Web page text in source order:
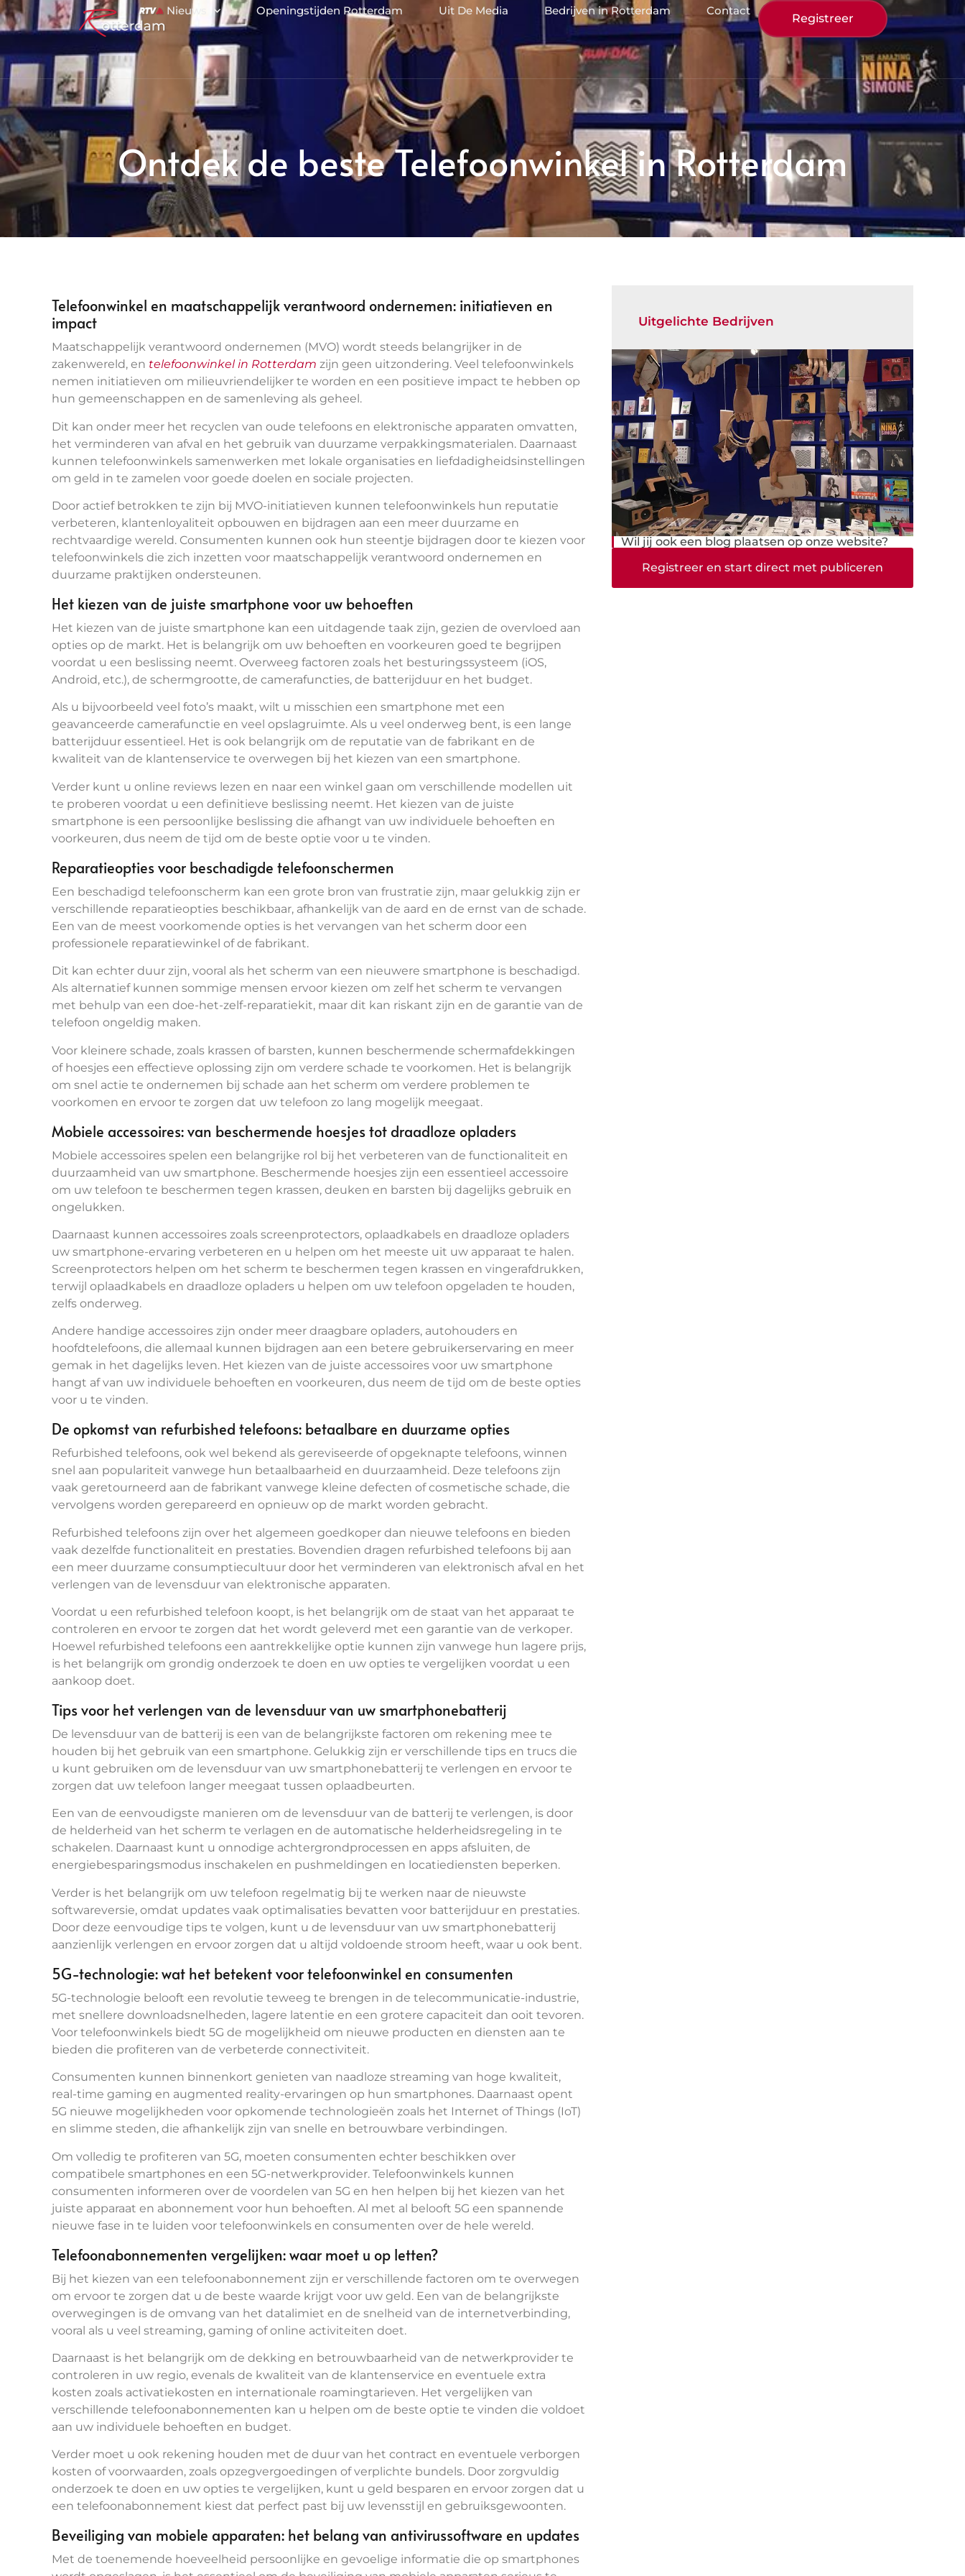
Nieuws Openingstijden Rotterdam Uit De Media Bedrijven in Rotterdam Contact
Registreer
Ontdek de beste Telefoonwinkel in Rotterdam
Telefoonwinkel en maatschappelijk verantwoord ondernemen: initiatieven en
impact
Maatschappelijk verantwoord ondernemen (MVO) wordt steeds belangrijker in de
zakenwereld, en telefoonwinkel in Rotterdam zijn geen uitzondering. Veel telefoonwinkels
nemen initiatieven om milieuvriendelijker te worden en een positieve impact te hebben op
hun gemeenschappen en de samenleving als geheel.
Dit kan onder meer het recyclen van oude telefoons en elektronische apparaten omvatten,
het verminderen van afval en het gebruik van duurzame verpakkingsmaterialen. Daarnaast
kunnen telefoonwinkels samenwerken met lokale organisaties en liefdadigheidsinstellingen
om geld in te zamelen voor goede doelen en sociale projecten.
Door actief betrokken te zijn bij MVO-initiatieven kunnen telefoonwinkels hun reputatie
verbeteren, klantenloyaliteit opbouwen en bijdragen aan een meer duurzame en
rechtvaardige wereld. Consumenten kunnen ook hun steentje bijdragen door te kiezen voor
telefoonwinkels die zich inzetten voor maatschappelijk verantwoord ondernemen en
duurzame praktijken ondersteunen.
Het kiezen van de juiste smartphone voor uw behoeften
Het kiezen van de juiste smartphone kan een uitdagende taak zijn, gezien de overvloed aan
opties op de markt. Het is belangrijk om uw behoeften en voorkeuren goed te begrijpen
voordat u een beslissing neemt. Overweeg factoren zoals het besturingssysteem (iOS,
Android, etc.), de schermgrootte, de camerafuncties, de batterijduur en het budget.
Als u bijvoorbeeld veel foto’s maakt, wilt u misschien een smartphone met een
geavanceerde camerafunctie en veel opslagruimte. Als u veel onderweg bent, is een lange
batterijduur essentieel. Het is ook belangrijk om de reputatie van de fabrikant en de
kwaliteit van de klantenservice te overwegen bij het kiezen van een smartphone.
Verder kunt u online reviews lezen en naar een winkel gaan om verschillende modellen uit
te proberen voordat u een definitieve beslissing neemt. Het kiezen van de juiste
smartphone is een persoonlijke beslissing die afhangt van uw individuele behoeften en
voorkeuren, dus neem de tijd om de beste optie voor u te vinden.
Reparatieopties voor beschadigde telefoonschermen
Een beschadigd telefoonscherm kan een grote bron van frustratie zijn, maar gelukkig zijn er
verschillende reparatieopties beschikbaar, afhankelijk van de aard en de ernst van de schade.
Een van de meest voorkomende opties is het vervangen van het scherm door een
professionele reparatiewinkel of de fabrikant.
Dit kan echter duur zijn, vooral als het scherm van een nieuwere smartphone is beschadigd.
Als alternatief kunnen sommige mensen ervoor kiezen om zelf het scherm te vervangen
met behulp van een doe-het-zelf-reparatiekit, maar dit kan riskant zijn en de garantie van de
telefoon ongeldig maken.
Voor kleinere schade, zoals krassen of barsten, kunnen beschermende schermafdekkingen
of hoesjes een effectieve oplossing zijn om verdere schade te voorkomen. Het is belangrijk
om snel actie te ondernemen bij schade aan het scherm om verdere problemen te
voorkomen en ervoor te zorgen dat uw telefoon zo lang mogelijk meegaat.
Mobiele accessoires: van beschermende hoesjes tot draadloze opladers
Mobiele accessoires spelen een belangrijke rol bij het verbeteren van de functionaliteit en
duurzaamheid van uw smartphone. Beschermende hoesjes zijn een essentieel accessoire
om uw telefoon te beschermen tegen krassen, deuken en barsten bij dagelijks gebruik en
ongelukken.
Daarnaast kunnen accessoires zoals screenprotectors, oplaadkabels en draadloze opladers
uw smartphone-ervaring verbeteren en u helpen om het meeste uit uw apparaat te halen.
Screenprotectors helpen om het scherm te beschermen tegen krassen en vingerafdrukken,
terwijl oplaadkabels en draadloze opladers u helpen om uw telefoon opgeladen te houden,
zelfs onderweg.
Andere handige accessoires zijn onder meer draagbare opladers, autohouders en
hoofdtelefoons, die allemaal kunnen bijdragen aan een betere gebruikerservaring en meer
gemak in het dagelijks leven. Het kiezen van de juiste accessoires voor uw smartphone
hangt af van uw individuele behoeften en voorkeuren, dus neem de tijd om de beste opties
voor u te vinden.
De opkomst van refurbished telefoons: betaalbare en duurzame opties
Refurbished telefoons, ook wel bekend als gereviseerde of opgeknapte telefoons, winnen
snel aan populariteit vanwege hun betaalbaarheid en duurzaamheid. Deze telefoons zijn
vaak geretourneerd aan de fabrikant vanwege kleine defecten of cosmetische schade, die
vervolgens worden gerepareerd en opnieuw op de markt worden gebracht.
Refurbished telefoons zijn over het algemeen goedkoper dan nieuwe telefoons en bieden
vaak dezelfde functionaliteit en prestaties. Bovendien dragen refurbished telefoons bij aan
een meer duurzame consumptiecultuur door het verminderen van elektronisch afval en het
verlengen van de levensduur van elektronische apparaten.
Voordat u een refurbished telefoon koopt, is het belangrijk om de staat van het apparaat te
controleren en ervoor te zorgen dat het wordt geleverd met een garantie van de verkoper.
Hoewel refurbished telefoons een aantrekkelijke optie kunnen zijn vanwege hun lagere prijs,
is het belangrijk om grondig onderzoek te doen en uw opties te vergelijken voordat u een
aankoop doet.
Tips voor het verlengen van de levensduur van uw smartphonebatterij
De levensduur van de batterij is een van de belangrijkste factoren om rekening mee te
houden bij het gebruik van een smartphone. Gelukkig zijn er verschillende tips en trucs die
u kunt gebruiken om de levensduur van uw smartphonebatterij te verlengen en ervoor te
zorgen dat uw telefoon langer meegaat tussen oplaadbeurten.
Een van de eenvoudigste manieren om de levensduur van de batterij te verlengen, is door
de helderheid van het scherm te verlagen en de automatische helderheidsregeling in te
schakelen. Daarnaast kunt u onnodige achtergrondprocessen en apps afsluiten, de
energiebesparingsmodus inschakelen en pushmeldingen en locatiediensten beperken.
Verder is het belangrijk om uw telefoon regelmatig bij te werken naar de nieuwste
softwareversie, omdat updates vaak optimalisaties bevatten voor batterijduur en prestaties.
Door deze eenvoudige tips te volgen, kunt u de levensduur van uw smartphonebatterij
aanzienlijk verlengen en ervoor zorgen dat u altijd voldoende stroom heeft, waar u ook bent.
5G-technologie: wat het betekent voor telefoonwinkel en consumenten
5G-technologie belooft een revolutie teweeg te brengen in de telecommunicatie-industrie,
met snellere downloadsnelheden, lagere latentie en een grotere capaciteit dan ooit tevoren.
Voor telefoonwinkels biedt 5G de mogelijkheid om nieuwe producten en diensten aan te
bieden die profiteren van de verbeterde connectiviteit.
Consumenten kunnen binnenkort genieten van naadloze streaming van hoge kwaliteit,
real-time gaming en augmented reality-ervaringen op hun smartphones. Daarnaast opent
5G nieuwe mogelijkheden voor opkomende technologieën zoals het Internet of Things (IoT)
en slimme steden, die afhankelijk zijn van snelle en betrouwbare verbindingen.
Om volledig te profiteren van 5G, moeten consumenten echter beschikken over
compatibele smartphones en een 5G-netwerkprovider. Telefoonwinkels kunnen
consumenten informeren over de voordelen van 5G en hen helpen bij het kiezen van het
juiste apparaat en abonnement voor hun behoeften. Al met al belooft 5G een spannende
nieuwe fase in te luiden voor telefoonwinkels en consumenten over de hele wereld.
Telefoonabonnementen vergelijken: waar moet u op letten?
Bij het kiezen van een telefoonabonnement zijn er verschillende factoren om te overwegen
om ervoor te zorgen dat u de beste waarde krijgt voor uw geld. Een van de belangrijkste
overwegingen is de omvang van het datalimiet en de snelheid van de internetverbinding,
vooral als u veel streaming, gaming of online activiteiten doet.
Daarnaast is het belangrijk om de dekking en betrouwbaarheid van de netwerkprovider te
controleren in uw regio, evenals de kwaliteit van de klantenservice en eventuele extra
kosten zoals activatiekosten en internationale roamingtarieven. Het vergelijken van
verschillende telefoonabonnementen kan u helpen om de beste optie te vinden die voldoet
aan uw individuele behoeften en budget.
Verder moet u ook rekening houden met de duur van het contract en eventuele verborgen
kosten of voorwaarden, zoals opzegvergoedingen of verplichte bundels. Door zorgvuldig
onderzoek te doen en uw opties te vergelijken, kunt u geld besparen en ervoor zorgen dat u
een telefoonabonnement kiest dat perfect past bij uw levensstijl en gebruiksgewoonten.
Beveiliging van mobiele apparaten: het belang van antivirussoftware en updates
Met de toenemende hoeveelheid persoonlijke en gevoelige informatie die op smartphones
Uitgelichte Bedrijven
Wil jij ook een blog plaatsen op onze website?
Registreer en start direct met publiceren